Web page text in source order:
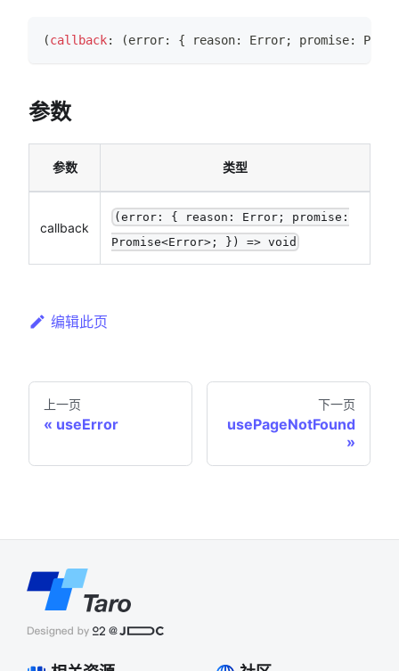
(callback: (error: { reason: Error; promise:
参数
参数 类型
callback
(error: { reason: Error; promise:
Promise<Error>; }) => void
编辑此页
上一页
useError
下一页
usePageNotFound